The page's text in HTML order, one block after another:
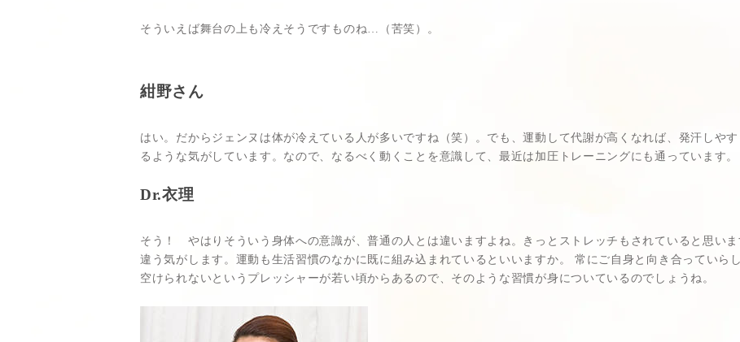
そういえば舞台の上も冷えそうですものね…（苦笑）。
紺野さん
はい。だからジェンヌは体が冷えている人が多いですね（笑）。でも、運動して代謝が高くなれば、発汗しや
るような気がしています。なので、なるべく動くことを意識して、最近は加圧トレーニングにも通っています。
Dr.衣理
そう！ やはりそういう身体への意識が、普通の人とは違いますよね。きっとストレッチもされていると思い
違う気がします。運動も生活習慣のなかに既に組み込まれているといいますか。 常にご自身と向き合っていら
空けられないというプレッシャーが若い頃からあるので、そのような習慣が身についているのでしょうね。